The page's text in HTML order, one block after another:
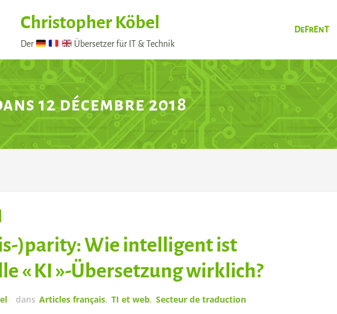
Christopher Köbel
Der Übersetzer für IT & Technik
DeFrEnT
12 décembre 2018
)parity: Wie intelligent ist
« KI »-Übersetzung wirklich?
dans Articles français, TI et web, Secteur de traduction